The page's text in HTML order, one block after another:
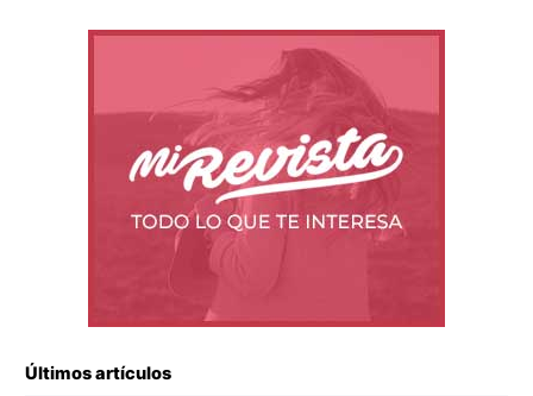
Últimos artículos